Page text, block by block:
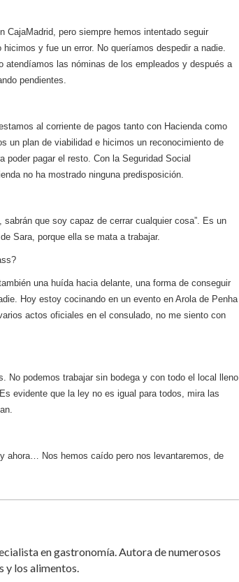
pero siempre hemos intentado seguir
y fue un error. No queríamos despedir a nadie.
atendíamos las nóminas de los empleados y después a
pendientes.
al corriente de pagos tanto con Hacienda como
un plan de viabilidad e hicimos un reconocimiento de
poder pagar el resto. Con la Seguridad Social
no ha mostrado ninguna predisposición.
que soy capaz de cerrar cualquier cosa”. Es un
Sara, porque ella se mata a trabajar.
una huída hacia delante, una forma de conseguir
Hoy estoy cocinando en un evento en Arola de Penha
actos oficiales en el consulado, no me siento con
podemos trabajar sin bodega y con todo el local lleno
evidente que la ley no es igual para todos, mira las
ahora… Nos hemos caído pero nos levantaremos, de
en gastronomía. Autora de numerosos
y los alimentos.